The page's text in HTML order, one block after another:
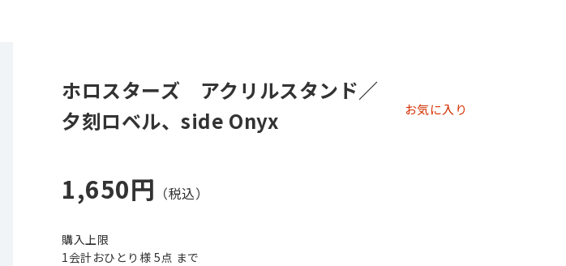
ホロスターズ アクリルスタンド／
夕刻ロベル、side Onyx
お気に入り
1,650円
購入上限
1会計おひとり様 5点 まで